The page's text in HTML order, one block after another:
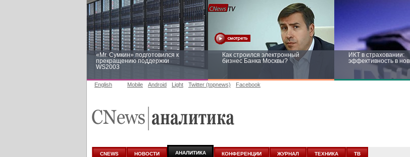
«Mr. Сумкин» подготовился к
прекращению поддержки
WS2003
Как строился электронный
бизнес Банка Москвы?
ИКТ в страховании:
эффективность в
аналитике
новых условиях
English Mobile Android Light Twitter (topnews) Facebook
CNEWS НОВОСТИ АНАЛИТИКА КОНФЕРЕНЦИИ ЖУРНАЛ ТЕХНИКА ТВ